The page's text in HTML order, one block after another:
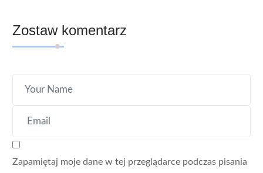
Zostaw komentarz
Zapamiętaj moje dane w tej przeglądarce podczas pisania